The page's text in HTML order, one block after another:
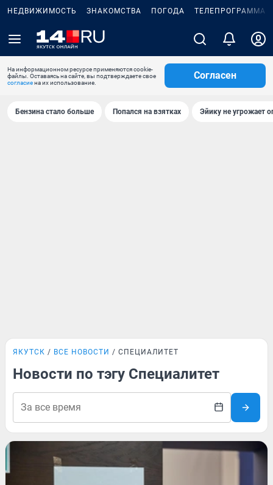
НЕДВИЖИМОСТЬ ЗНАКОМСТВА ПОГОДА ТЕЛЕПРОГРАММА
На информационном ресурсе применяются cookie-
файлы. Оставаясь на сайте, вы подтверждаете свое
согласиена их использование.
Согласен
Бензина стало больше Попался на взятках Эйику не угрожает
ЯКУТСК ВСЕ НОВОСТИ СПЕЦИАЛИТЕТ
Новости по тэгу Специалитет